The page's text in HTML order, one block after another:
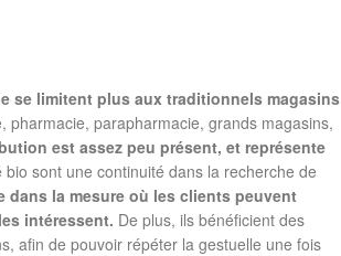
se limitent plus aux traditionnels magasins
pharmacie, parapharmacie, grands magasins,
est assez peu présent, et représente
sont une continuité dans la recherche de
dans la mesure où les clients peuvent
intéressent. De plus, ils bénéficient des
afin de pouvoir répéter la gestuelle une fois